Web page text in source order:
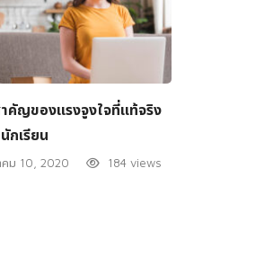
คัญของแรงจูงใจที่แท้จริง
กเรียน
คม 10, 2020 184 views